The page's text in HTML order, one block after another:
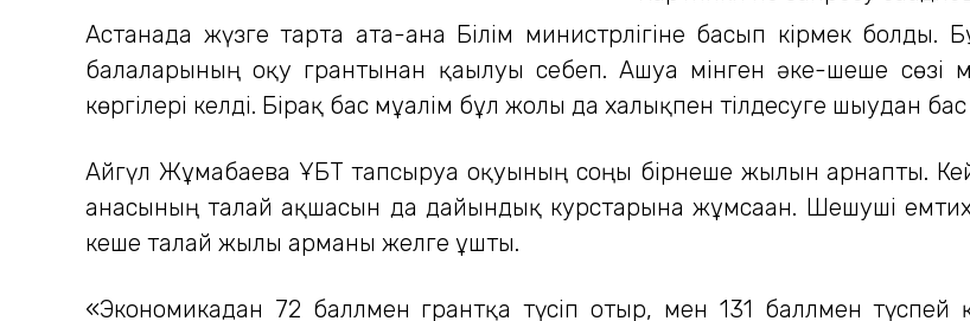
Астанада жүзге тарта ата-ана Білім министрлігіне басып кірмек болды.
балаларының оқу грантынан қағылуы себеп. Ашуға мінген әке-шеше сөзі
көргілері келді. Бірақ бас мұғалім бұл жолы да халықпен тілдесуге шығудан
Айгүл Жұмабаева ҰБТ тапсыруға оқуының соңғы бірнеше жылын арнапты.
анасының талай ақшасын да дайындық курстарына жұмсаған. Шешуші
кеше талай жылғы арманы желге ұшты.
«Экономикадан 72 баллмен грантқа түсіп отыр, мен 131 баллмен